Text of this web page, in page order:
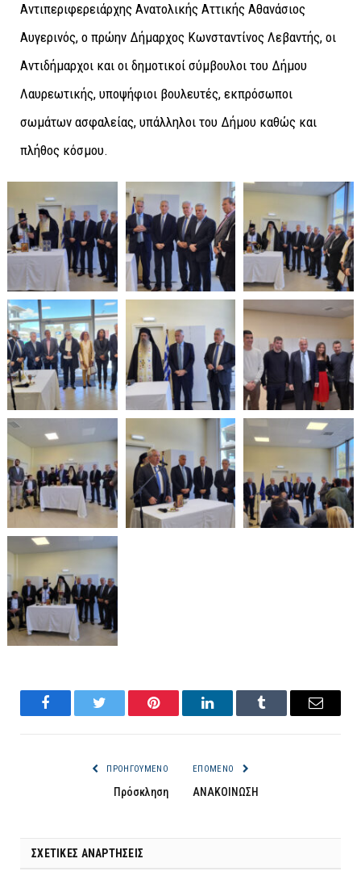
Αντιπεριφερειάρχης Ανατολικής Αττικής Αθανάσιος
Αυγερινός, ο πρώην Δήμαρχος Κωνσταντίνος Λεβαντής, οι
Αντιδήμαρχοι και οι δημοτικοί σύμβουλοι του Δήμου
Λαυρεωτικής, υποψήφιοι βουλευτές, εκπρόσωποι
σωμάτων ασφαλείας, υπάλληλοι του Δήμου καθώς και
πλήθος κόσμου.
FacebookTwitter Pinterest LinkedInTumblr Email
ΠΡΟΗΓΟΎΜΕΝΟ
Πρόσκληση
ΕΠΌΜΕΝΟ
ΑΝΑΚΟΙΝΩΣΗ
ΣΧΕΤΙΚΈΣ ΑΝΑΡΤΉΣΕΙΣ